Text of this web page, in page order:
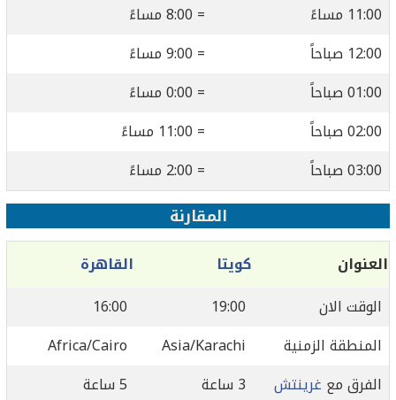
11:00 مساءً
= 8:00 مساءً
12:00 صباحاً
= 9:00 مساءً
01:00 صباحاً
= 0:00 مساءً
02:00 صباحاً
= 11:00 مساءً
03:00 صباحاً
= 2:00 مساءً
المقارنة
العنوان كويتا
القاهرة
الوقت الان
19:00
16:00
المنطقة الزمنية
Asia/Karachi
Africa/Cairo
الفرق مع غرينتش 3 ساعة
5 ساعة